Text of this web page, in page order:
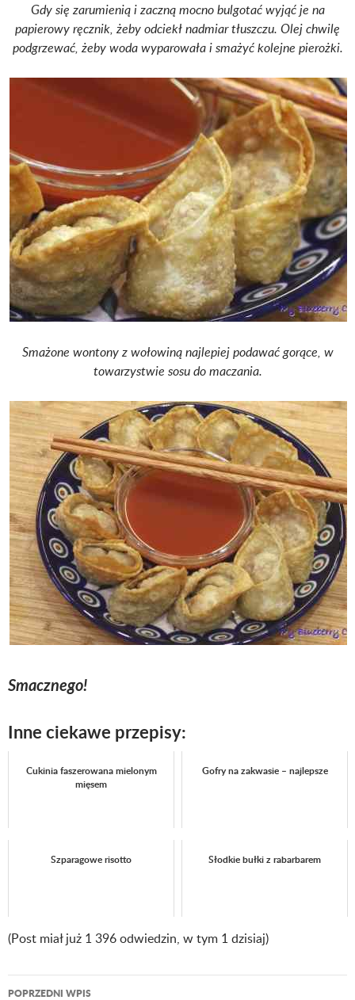
Gdy się zarumienią i zaczną mocno bulgotać wyjąć je na
papierowy ręcznik, żeby odciekł nadmiar tłuszczu. Olej chwilę
podgrzewać, żeby woda wyparowała i smażyć kolejne pierożki.
Smażone wontony z wołowiną najlepiej podawać gorące, w
towarzystwie sosu do maczania.
Smacznego!
Inne ciekawe przepisy:
Cukinia faszerowana mielonym
mięsem
Gofry na zakwasie – najlepsze
Szparagowe risotto Słodkie bułki z rabarbarem
(Post miał już 1 396 odwiedzin, w tym 1 dzisiaj)
POPRZEDNI WPIS